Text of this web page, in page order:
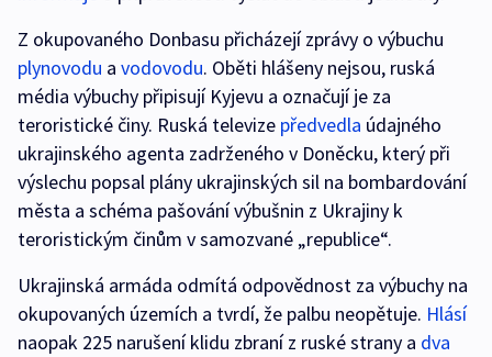
Z okupovaného Donbasu přicházejí zprávy o výbuchu
plynovodu a vodovodu. Oběti hlášeny nejsou, ruská
média výbuchy připisují Kyjevu a označují je za
teroristické činy. Ruská televize předvedla údajného
ukrajinského agenta zadrženého v Doněcku, který při
výslechu popsal plány ukrajinských sil na bombardování
města a schéma pašování výbušnin z Ukrajiny k
teroristickým činům v samozvané „republice“.
Ukrajinská armáda odmítá odpovědnost za výbuchy na
okupovaných územích a tvrdí, že palbu neopětuje. Hlásí
naopak 225 narušení klidu zbraní z ruské strany a dva